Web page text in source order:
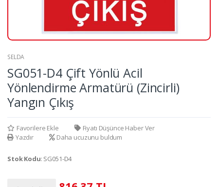
SELDA
SG051-D4 Çift Yönlü Acil
Yönlendirme Armatürü (Zincirli)
Yangın Çıkış
Favorilere Ekle
Fiyatı Düşünce Haber Ver
Yazdır
Daha ucuzunu buldum
Stok Kodu: SG051-D4